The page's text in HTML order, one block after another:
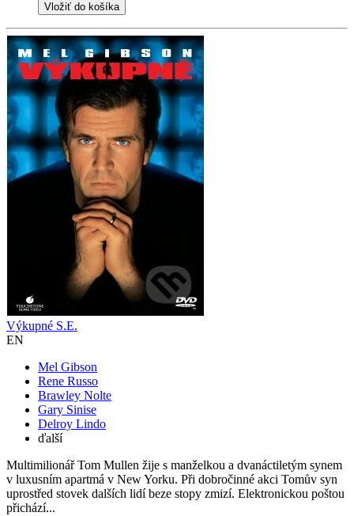
Vložiť do košíka
Výkupné S.E.
EN
Mel Gibson
Rene Russo
Brawley Nolte
Gary Sinise
Delroy Lindo
ďalší
Multimilionář Tom Mullen žije s manželkou a dvanáctiletým synem
v luxusním apartmá v New Yorku. Při dobročinné akci Tomův syn
uprostřed stovek dalších lidí beze stopy zmizí. Elektronickou poštou
přichází...